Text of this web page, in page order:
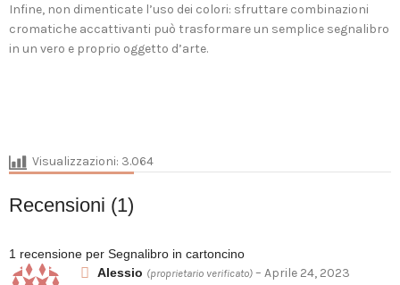
Infine, non dimenticate l’uso dei colori: sfruttare combinazioni
cromatiche accattivanti può trasformare un semplice segnalibro
in un vero e proprio oggetto d’arte.
Visualizzazioni: 3.064
Recensioni (1)
1 recensione per Segnalibro in cartoncino
Alessio (proprietario verificato) – Aprile 24, 2023